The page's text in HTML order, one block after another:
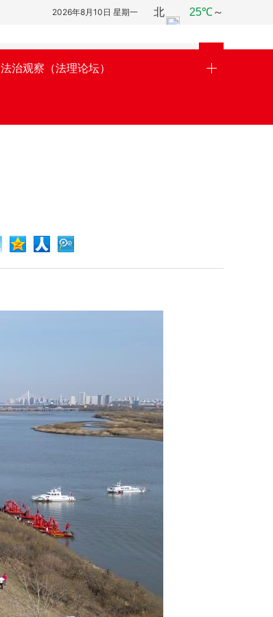
2026年8月10日 星期一
法治观察（法理论坛）